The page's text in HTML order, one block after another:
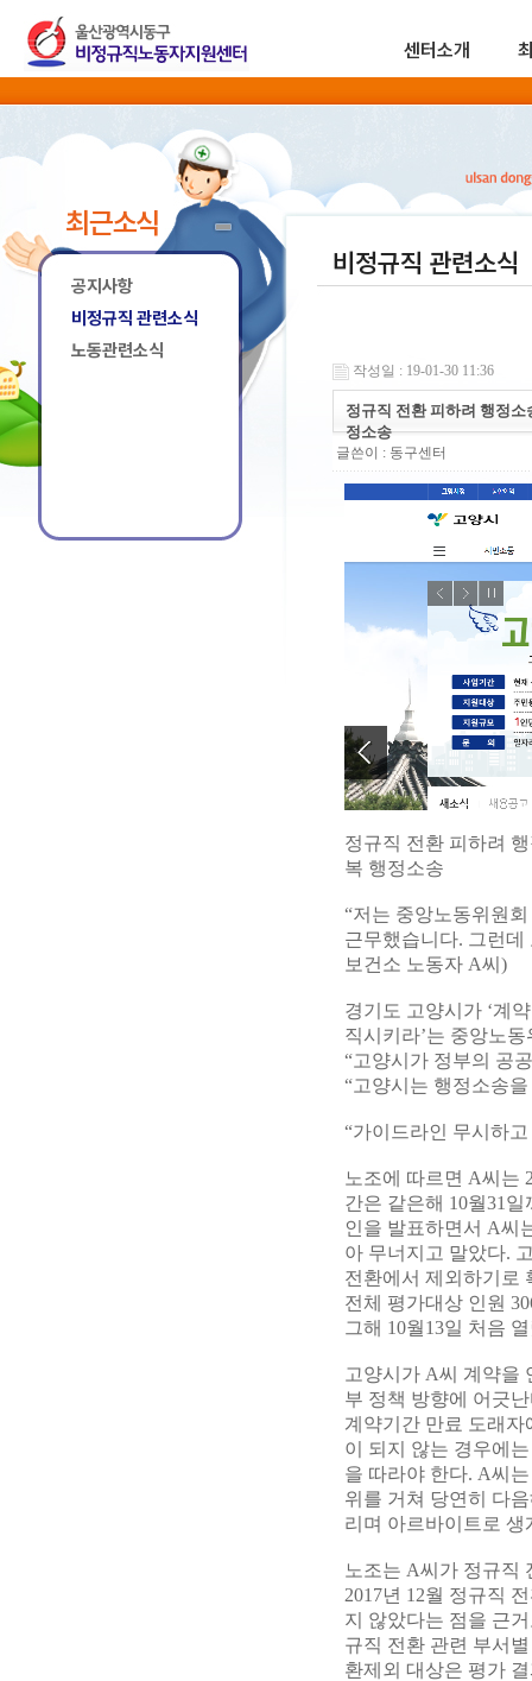
센터소개
최근소식
공지사항
비정규직 관련소식
노동관련소식
비정규직 관련소식
작성일 : 19-01-30 11:36
정규직 전환 피하려 행정소
정소송
글쓴이 : 동구센터
정규직 전환 피하려
복 행정소송
“저는 중앙노동위원
근무했습니다. 그런
보건소 노동자 A씨)
경기도 고양시가 ‘계
직시키라’는 중앙노
“고양시가 정부의 공
“고양시는 행정소송
“가이드라인 무시하
노조에 따르면 A씨는
간은 같은해 10월31
인을 발표하면서 A씨
아 무너지고 말았다.
전환에서 제외하기로
전체 평가대상 인원
그해 10월13일 처음
고양시가 A씨 계약을
부 정책 방향에 어긋
계약기간 만료 도래자
이 되지 않는 경우에
을 따라야 한다. A씨
위를 거쳐 당연히 다
리며 아르바이트로 생
노조는 A씨가 정규직
2017년 12월 정규직
지 않았다는 점을 근
규직 전환 관련 부서
환제외 대상은 평가